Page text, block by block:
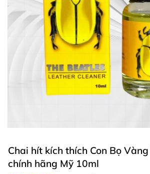
Chai hít kích thích Con Bọ
chính hãng Mỹ 10ml